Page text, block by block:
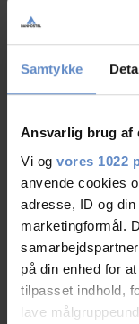
Samtykke
Ansvarlig brug af
Vi og vores 1022
anvende cookies
adresse, ID og
marketingformål.
på din enhed for
tilpasset indhold,
lave
Tv på